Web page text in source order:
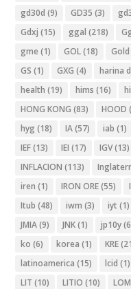
gd30d (9) GD35 (3)
Gdxj (15) ggal (218)
gme (1) GOL(18) Gold
GS (1) GXG (4) harina
health (19) hims (16)
HONG KONG (83) HOOD
hyg (18) IA(57) iab (1)
IEF(13) IEI (17) IGV(13)
INFLACION (113)
iren (1) IRON ORE(55)
Itub (48) iwm (3) iyt (1)
JMIA(9) JNK(1) jp10y
ko (6) korea (1) KRE
latinoamerica (15) lcid (1)
LIT (10) LITIO (10)